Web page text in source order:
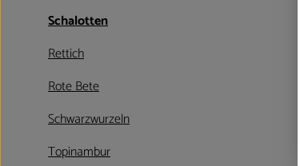
Schalotten
Rettich
Rote Bete
Schwarzwurzeln
Topinambur